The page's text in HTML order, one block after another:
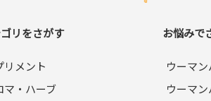
ドレスおよびパスワードが必要になります
話番号、購⼊履歴などの⼤切な個⼈情
求められる場合を除き、開⽰しないもの
する場合があります。
リをさがす
リメント
マ・ハーブ
お悩みで
ウーマ
ウーマ